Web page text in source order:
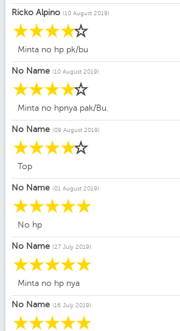
Ricko Alpino (10 August 2019)
☆
☆
☆
☆
☆
Minta no hp pk/bu
No Name (10 August 2019)
☆
☆
☆
☆
☆
Minta no hpnya pak/Bu.
No Name (09 August 2019)
☆
☆
☆
☆
☆
Top
No Name (01 August 2019)
☆
☆
☆
☆
☆
No hp
No Name (27 July 2019)
☆
☆
☆
☆
☆
Minta no hp nya
No Name (16 July 2019)
☆
☆
☆
☆
☆